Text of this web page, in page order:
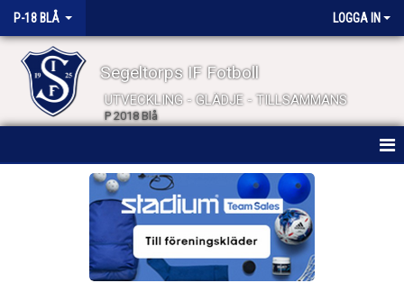
P-18 BLÅ LOGGA IN
Segeltorps IF Fotboll
UTVECKLING - GLÄDJE - TILLSAMMANS
P 2018 Blå